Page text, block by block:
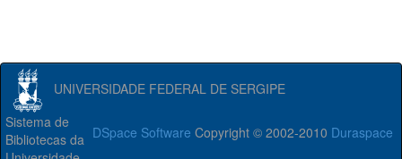
UNIVERSIDADE FEDERAL DE SERGIPE
DSpace Software Copyright © 2002-2010 Duraspace
Sistema de
Bibliotecas da